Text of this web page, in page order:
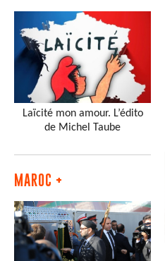
Laïcité mon amour. L’édito
de Michel Taube
MAROC +